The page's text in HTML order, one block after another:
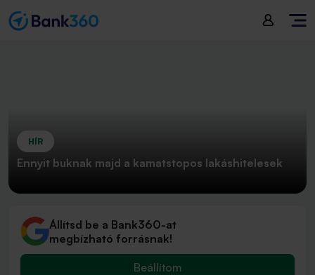
HÍR
Ennyit buknak majd a kamatstopos lakáshitelesek
Állítsd be a Bank360-at
megbízható forrásnak!
Beállítom